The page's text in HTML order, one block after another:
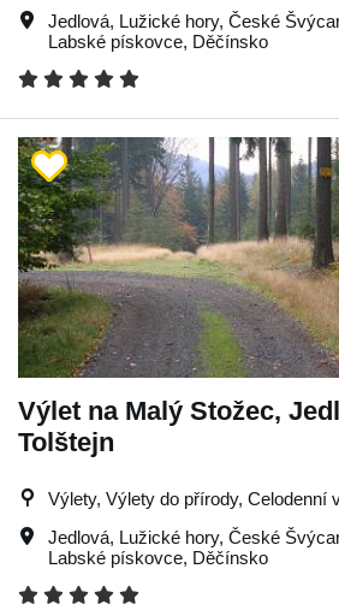
Jedlová, Lužické hory, České
Labské pískovce, Děčínsko
Výlet na Malý Stožec,
Tolštejn
Výlety, Výlety do přírody, Celodenní
Jedlová, Lužické hory, České
Labské pískovce, Děčínsko